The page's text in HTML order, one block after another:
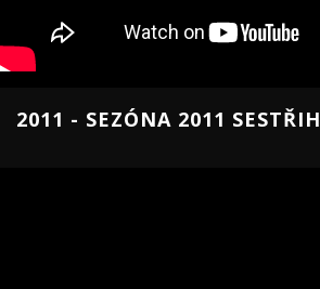
2011 - SEZÓNA 2011 SESTŘIH